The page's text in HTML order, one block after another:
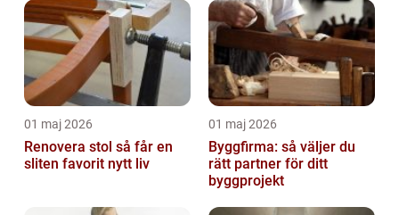
01 maj 2026
Renovera stol så får en
sliten favorit nytt liv
01 maj 2026
Byggfirma: så väljer du
rätt partner för ditt
byggprojekt